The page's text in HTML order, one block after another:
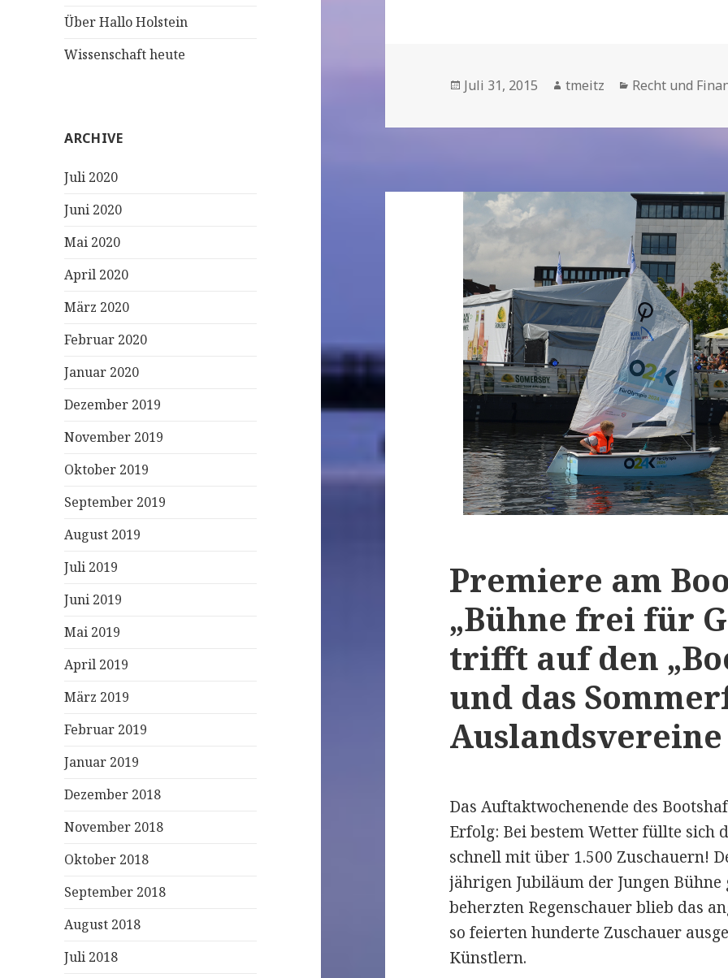
Über Hallo Holstein
Wissenschaft heute
ARCHIVE
Juli 2020
Juni 2020
Mai 2020
April 2020
März 2020
Februar 2020
Januar 2020
Dezember 2019
November 2019
Oktober 2019
September 2019
August 2019
Juli 2019
Juni 2019
Mai 2019
April 2019
März 2019
Februar 2019
Januar 2019
Dezember 2018
November 2018
Oktober 2018
September 2018
August 2018
Juli 2018
Veröffentlicht
Juli 31, 2015 Autor
tmeitz Kategorien
Recht und
Premiere am
„Bühne frei für
trifft auf den
und das
Auslandsvereine
Das Auftaktwochenende des
Erfolg: Bei bestem Wetter füllte sich
schnell mit über 1.500 Zuschauern!
jährigen Jubiläum der Jungen
beherzten Regenschauer blieb das
so feierten hunderte Zuschauer
Künstlern.